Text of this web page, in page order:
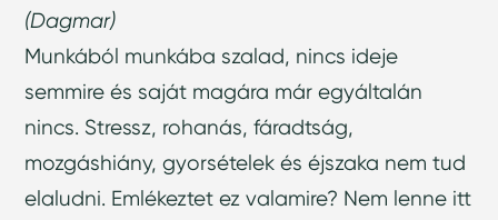
(Dagmar)
Munkából munkába szalad, nincs ideje
semmire és saját magára már egyáltalán
nincs. Stressz, rohanás, fáradtság,
mozgáshiány, gyorsételek és éjszaka nem tud
elaludni. Emlékeztet ez valamire? Nem lenne itt